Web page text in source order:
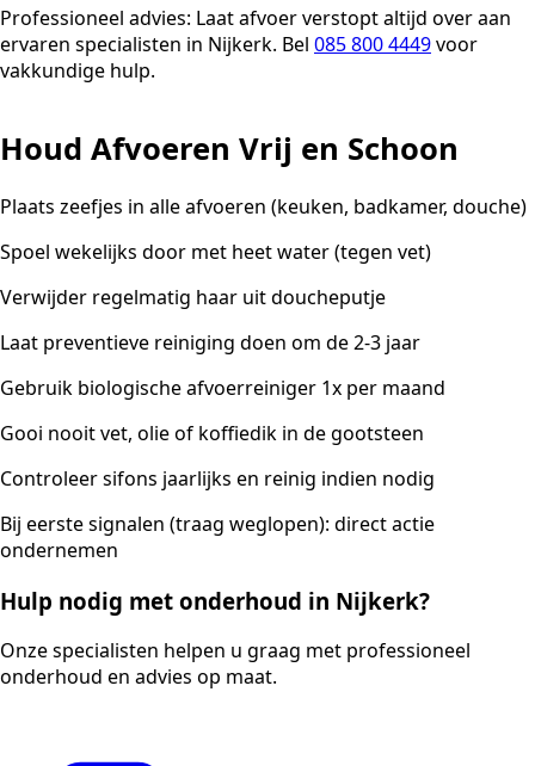
Professioneel advies: Laat afvoer verstopt altijd over aan
ervaren specialisten in Nijkerk. Bel 085 800 4449voor
vakkundige hulp.
Houd Afvoeren Vrij en Schoon
Plaats zeefjes in alle afvoeren (keuken, badkamer, douche)
Spoel wekelijks door met heet water (tegen vet)
Verwijder regelmatig haar uit doucheputje
Laat preventieve reiniging doen om de 2-3 jaar
Gebruik biologische afvoerreiniger 1x per maand
Gooi nooit vet, olie of koffiedik in de gootsteen
Controleer sifons jaarlijks en reinig indien nodig
Bij eerste signalen (traag weglopen): direct actie
ondernemen
Hulp nodig met onderhoud in Nijkerk?
Onze specialisten helpen u graag met professioneel
onderhoud en advies op maat.